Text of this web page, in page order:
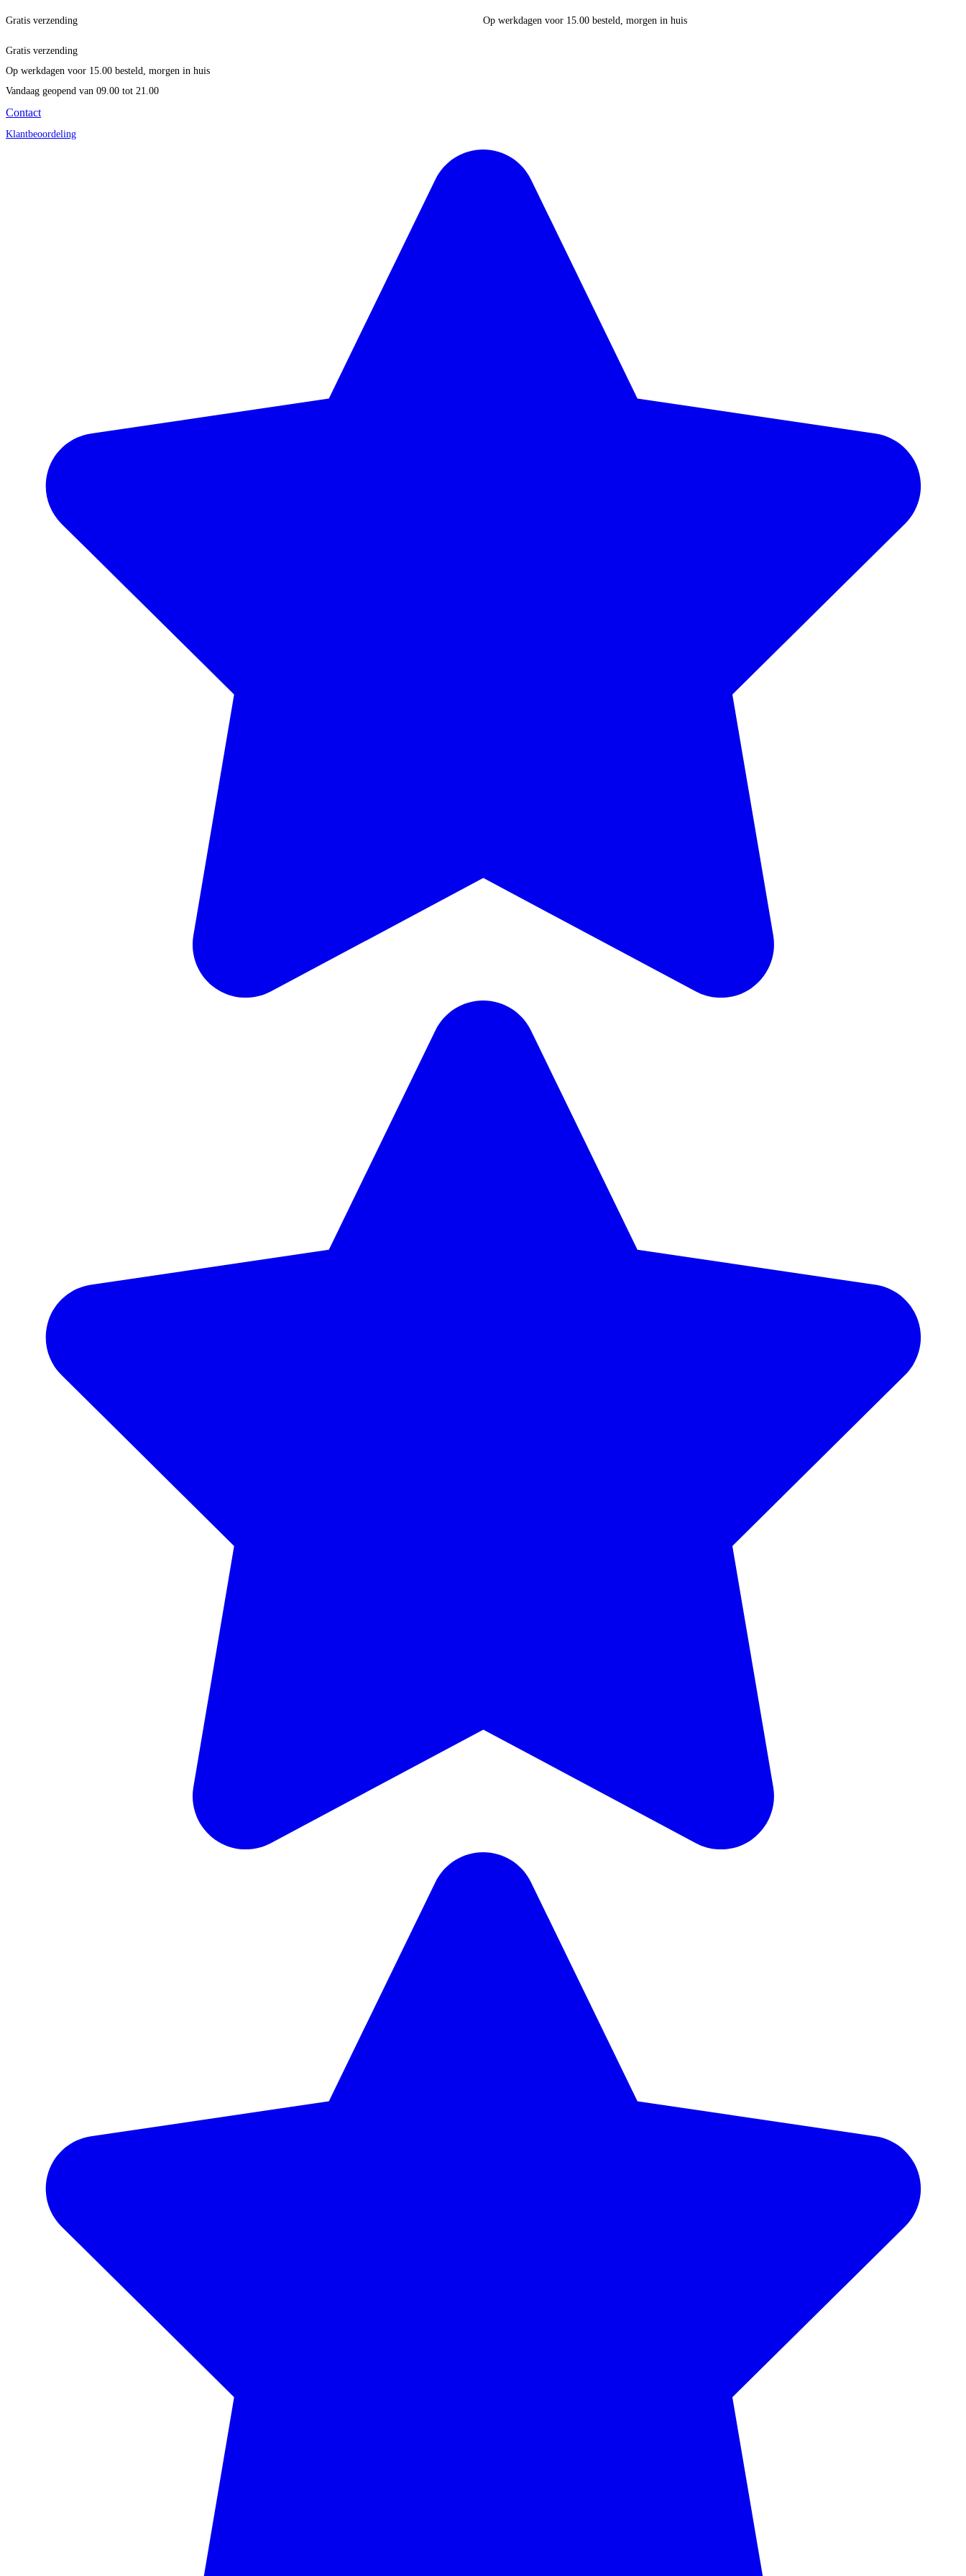
Gratis verzending Op werkdagen voor 15.00 besteld, morgen in huis
Gratis verzending
Op werkdagen voor 15.00 besteld, morgen in huis
Vandaag geopend van 09.00 tot 21.00
Contact
Klantbeoordeling